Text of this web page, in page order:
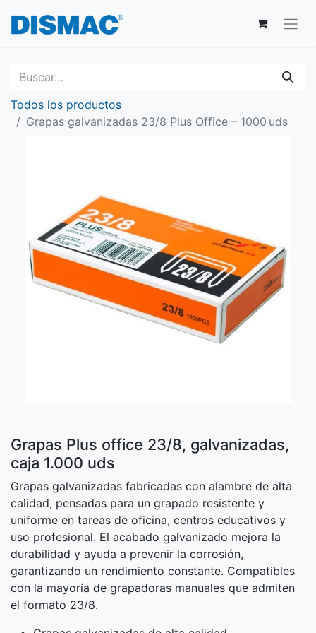
Todos los productos
Grapas galvanizadas 23/8 Plus Office – 1000 uds
Grapas Plus office 23/8, galvanizadas,
caja 1.000 uds
Grapas galvanizadas fabricadas con alambre de alta
calidad, pensadas para un grapado resistente y
uniforme en tareas de oficina, centros educativos y
uso profesional. El acabado galvanizado mejora la
durabilidad y ayuda a prevenir la corrosión,
garantizando un rendimiento constante. Compatibles
con la mayoría de grapadoras manuales que admiten
el formato 23/8.